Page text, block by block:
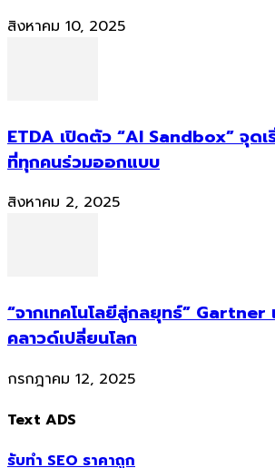
สิงหาคม 10, 2025
ETDA เปิดตัว “AI Sandbox” จุด
ที่ทุกคนร่วมออกแบบ
สิงหาคม 2, 2025
“จากเทคโนโลยีสู่กลยุทธ์” Gartner
คลาวด์เปลี่ยนโลก
กรกฎาคม 12, 2025
Text ADS
รับทำ SEO ราคาถูก